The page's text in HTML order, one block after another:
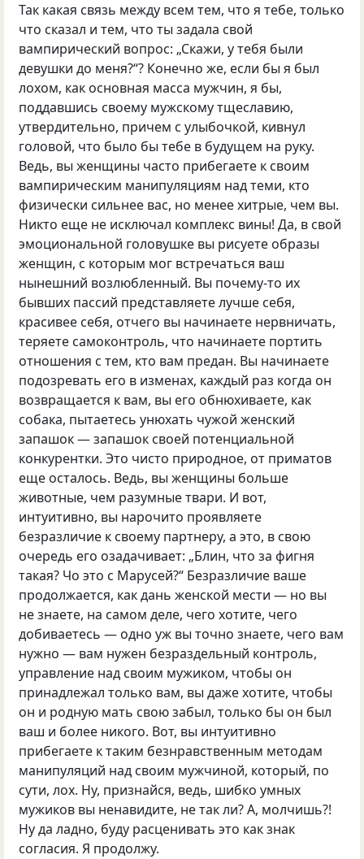
Так какая связь между всем тем, что я тебе, только
что сказал и тем, что ты задала свой
вампирический вопрос: „Скажи, у тебя были
девушки до меня?“? Конечно же, если бы я был
лохом, как основная масса мужчин, я бы,
поддавшись своему мужскому тщеславию,
утвердительно, причем с улыбочкой, кивнул
головой, что было бы тебе в будущем на руку.
Ведь, вы женщины часто прибегаете к своим
вампирическим манипуляциям над теми, кто
физически сильнее вас, но менее хитрые, чем вы.
Никто еще не исключал комплекс вины! Да, в свой
эмоциональной головушке вы рисуете образы
женщин, с которым мог встречаться ваш
нынешний возлюбленный. Вы почему-то их
бывших пассий представляете лучше себя,
красивее себя, отчего вы начинаете нервничать,
теряете самоконтроль, что начинаете портить
отношения с тем, кто вам предан. Вы начинаете
подозревать его в изменах, каждый раз когда он
возвращается к вам, вы его обнюхиваете, как
собака, пытаетесь унюхать чужой женский
запашок — запашок своей потенциальной
конкурентки. Это чисто природное, от приматов
еще осталось. Ведь, вы женщины больше
животные, чем разумные твари. И вот,
интуитивно, вы нарочито проявляете
безразличие к своему партнеру, а это, в свою
очередь его озадачивает: „Блин, что за фигня
такая? Чо это с Марусей?“ Безразличие ваше
продолжается, как дань женской мести — но вы
не знаете, на самом деле, чего хотите, чего
добиваетесь — одно уж вы точно знаете, чего вам
нужно — вам нужен безраздельный контроль,
управление над своим мужиком, чтобы он
принадлежал только вам, вы даже хотите, чтобы
он и родную мать свою забыл, только бы он был
ваш и более никого. Вот, вы интуитивно
прибегаете к таким безнравственным методам
манипуляций над своим мужчиной, который, по
сути, лох. Ну, признайся, ведь, шибко умных
мужиков вы ненавидите, не так ли? А, молчишь?!
Ну да ладно, буду расценивать это как знак
согласия. Я продолжу.